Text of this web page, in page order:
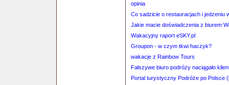
opinia
Co sadzicie o restauracjach i jedzeniu
Jakie macie doświadczenia z biurem
Wakacyjny raport eSKY.pl
Groupon - w czym tkwi haczyk?
wakacje z Rainbow Tours
Fałszywe biuro podróży naciągało
Portal turystyczny Podróże po Polsce